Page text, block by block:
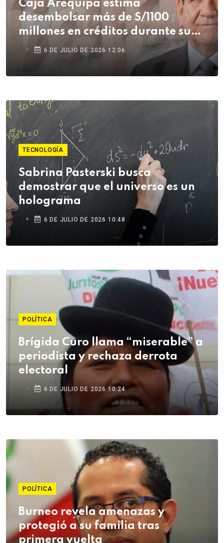
Caja Arequipa estima
desembolsar más de S/1100
millones en créditos durante su
campaña de Fiestas Patrias
6 DE JULIO DE 2026 12:06
TECNOLOGÍA
Sabrina Pasterski busca
demostrar que el universo es un
holograma
6 DE JULIO DE 2026 10:48
POLÍTICA
Brígida Curo llama “miserable” a
periodista y rechaza derrota
electoral
6 DE JULIO DE 2026 10:24
POLÍTICA
Burneo revela amenazas y
protegió a su familia tras
primera vuelta